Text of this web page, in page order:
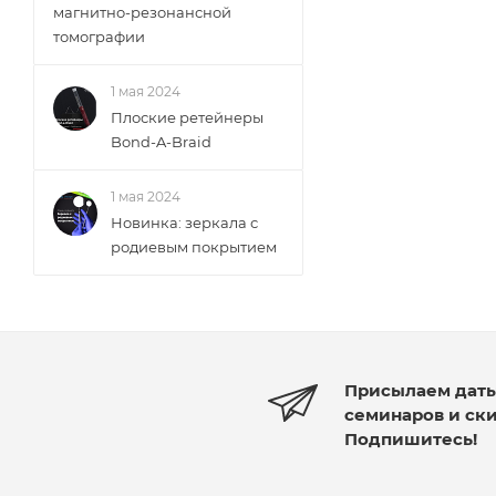
магнитно-резонансной
томографии
1 мая 2024
Плоские ретейнеры
Bond-A-Braid
1 мая 2024
Новинка: зеркала с
родиевым покрытием
Присылаем
семинаров и
Подпишитесь!